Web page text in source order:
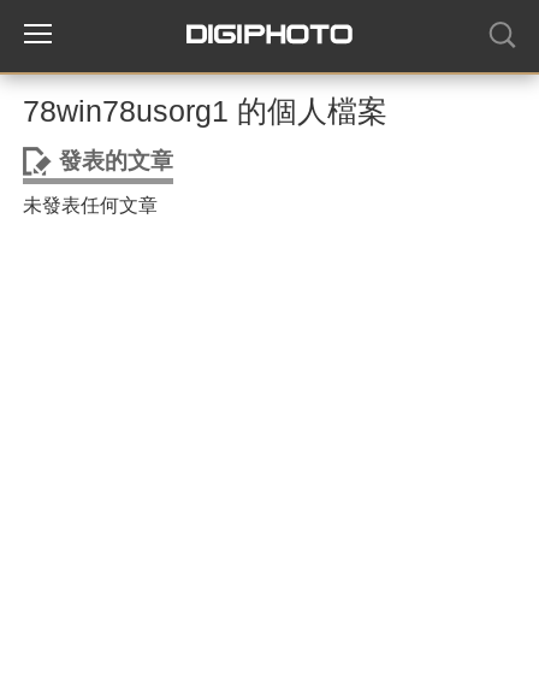
78win78usorg1 的個人檔案
發表的文章
未發表任何文章